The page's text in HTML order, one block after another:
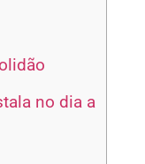
no dia a